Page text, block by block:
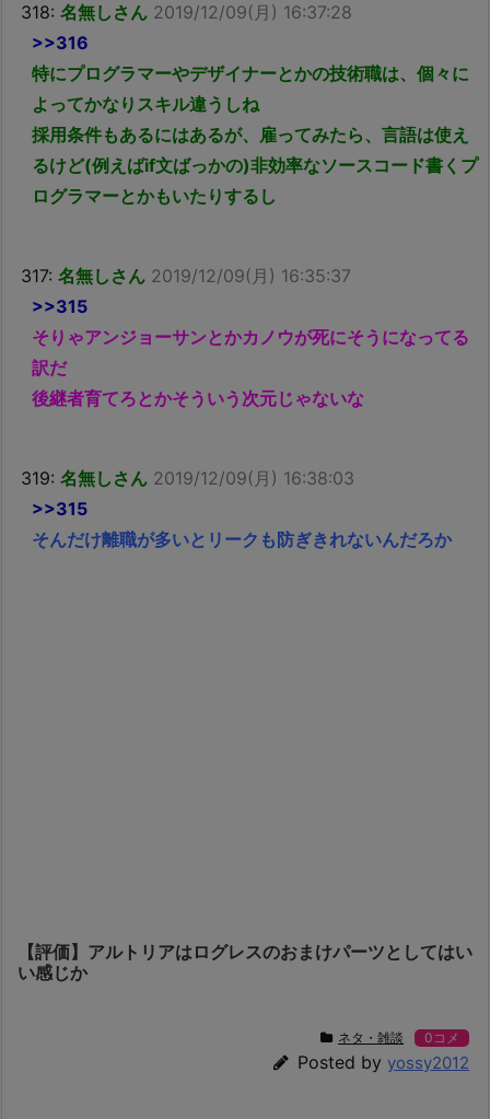
318: 名無しさん 2019/12/09(月) 16:37:28
>>316
特にプログラマーやデザイナーとかの技術職は、個々に
よってかなりスキル違うしね
採用条件もあるにはあるが、雇ってみたら、言語は使え
るけど(例えばif文ばっかの)非効率なソースコード書くプ
ログラマーとかもいたりするし
317: 名無しさん 2019/12/09(月) 16:35:37
>>315
そりゃアンジョーサンとかカノウが死にそうになってる
訳だ
後継者育てろとかそういう次元じゃないな
319: 名無しさん 2019/12/09(月) 16:38:03
>>315
そんだけ離職が多いとリークも防ぎきれないんだろか
【評価】アルトリアはログレスのおまけパーツとしてはい
い感じか
ネタ・雑談 0コメ
Posted by yossy2012